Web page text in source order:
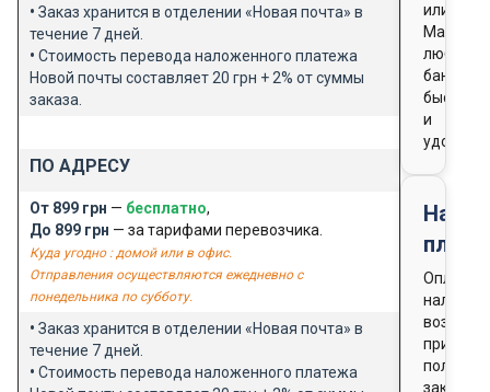
• Заказ хранится в отделении «Новая почта» в
течение 7 дней.
• Стоимость перевода наложенного платежа
Новой почты составляет 20 грн + 2% от суммы
заказа.
ПО АДРЕСУ
От 899 грн — бесплатно,
До 899 грн — за тарифами перевозчика.
Куда угодно : домой или в офис.
Отправления осуществляются ежедневно с
понедельника по субботу.
• Заказ хранится в отделении «Новая почта» в
течение 7 дней.
• Стоимость перевода наложенного платежа
или
любого
банка
быстро
и
удобно
Оплата
при
заказа